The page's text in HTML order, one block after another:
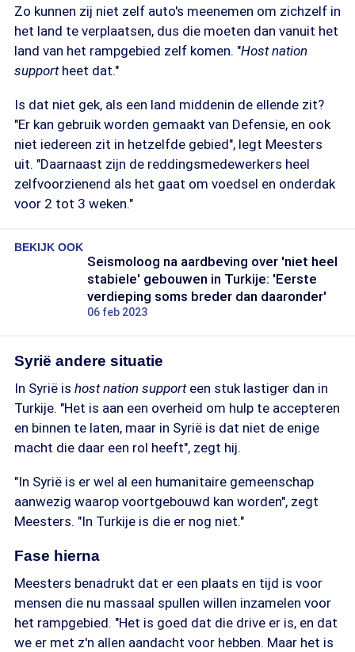
Zo kunnen zij niet zelf auto's meenemen om zichzelf in
het land te verplaatsen, dus die moeten dan vanuit het
land van het rampgebied zelf komen. "Host nation
supportheet dat."
Is dat niet gek, als een land middenin de ellende zit?
"Er kan gebruik worden gemaakt van Defensie, en ook
niet iedereen zit in hetzelfde gebied", legt Meesters
uit. "Daarnaast zijn de reddingsmedewerkers heel
zelfvoorzienend als het gaat om voedsel en onderdak
voor 2 tot 3 weken."
BEKIJK OOK
Seismoloog na aardbeving over 'niet heel
stabiele' gebouwen in Turkije: 'Eerste
verdieping soms breder dan daaronder'
06 feb 2023
Syrië andere situatie
In Syrië is host nation supporteen stuk lastiger dan in
Turkije. "Het is aan een overheid om hulp te accepteren
en binnen te laten, maar in Syrië is dat niet de enige
macht die daar een rol heeft", zegt hij.
"In Syrië is er wel al een humanitaire gemeenschap
aanwezig waarop voortgebouwd kan worden", zegt
Meesters. "In Turkije is die er nog niet."
Fase hierna
Meesters benadrukt dat er een plaats en tijd is voor
mensen die nu massaal spullen willen inzamelen voor
het rampgebied. "Het is goed dat die drive er is, en dat
we er met z'n allen aandacht voor hebben. Maar het is